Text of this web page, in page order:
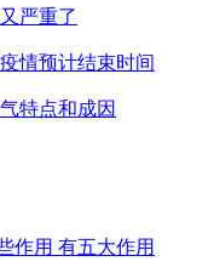
严重了
情预计结束时间
特点和成因
作用 有五大作用